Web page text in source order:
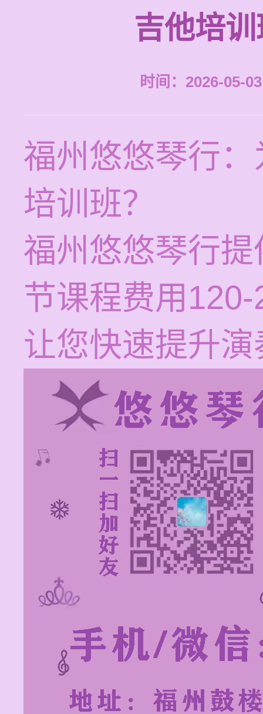
吉他培
时间：2026-05-
福州悠悠琴行
培训班？
福州悠悠琴行
节课程费用
让您快速提升